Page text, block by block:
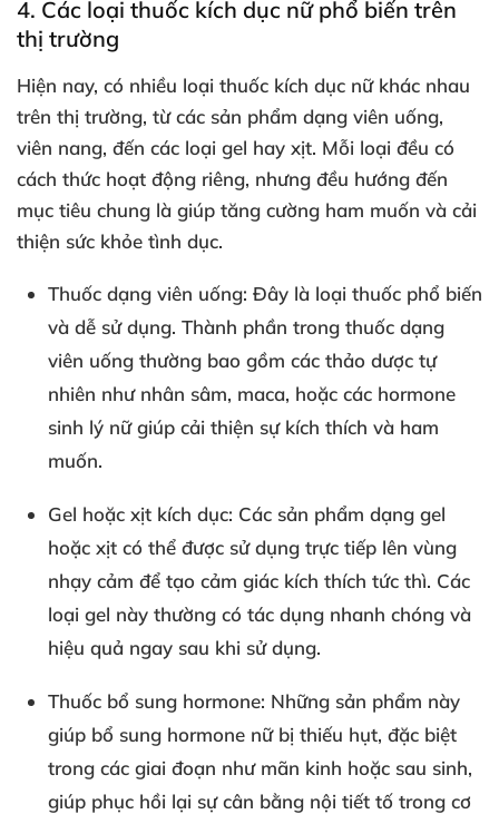
4. Các loại thuốc kích dục nữ phổ biến trên
thị trường
Hiện nay, có nhiều loại thuốc kích dục nữ khác nhau
trên thị trường, từ các sản phẩm dạng viên uống,
viên nang, đến các loại gel hay xịt. Mỗi loại đều có
cách thức hoạt động riêng, nhưng đều hướng đến
mục tiêu chung là giúp tăng cường ham muốn và cải
thiện sức khỏe tình dục.
Thuốc dạng viên uống: Đây là loại thuốc phổ biến
và dễ sử dụng. Thành phần trong thuốc dạng
viên uống thường bao gồm các thảo dược tự
nhiên như nhân sâm, maca, hoặc các hormone
sinh lý nữ giúp cải thiện sự kích thích và ham
muốn.
Gel hoặc xịt kích dục: Các sản phẩm dạng gel
hoặc xịt có thể được sử dụng trực tiếp lên vùng
nhạy cảm để tạo cảm giác kích thích tức thì. Các
loại gel này thường có tác dụng nhanh chóng và
hiệu quả ngay sau khi sử dụng.
Thuốc bổ sung hormone: Những sản phẩm này
giúp bổ sung hormone nữ bị thiếu hụt, đặc biệt
trong các giai đoạn như mãn kinh hoặc sau sinh,
giúp phục hồi lại sự cân bằng nội tiết tố trong cơ